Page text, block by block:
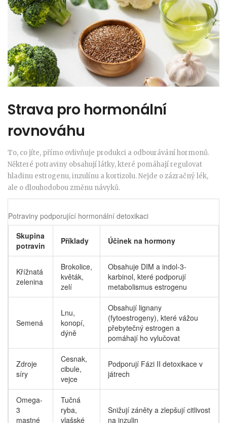
Strava pro hormonální
rovnováhu
To, co jíte, přímo ovlivňuje produkci a odbourávání hormonů.
Některé potraviny obsahují látky, které pomáhají regulovat
hladinu estrogenu, inzulínu a kortizolu. Nejde o zázračný lék,
ale o dlouhodobou změnu návyků.
Potraviny podporující hormonální detoxikaci
Skupina
potravin
Příklady Účinek na hormony
Křížnatá
zelenina
Brokolice,
květák,
zelí
Obsahuje DIM a indol-3-
karbinol, které podporují
metabolismus estrogenu
Semená
Lnu,
konopí,
dýně
Obsahují lignany
(fytoestrogeny), které vážou
přebytečný estrogen a
pomáhají ho vylučovat
Zdroje
síry
Cesnak,
cibule,
vejce
Podporují Fázi II detoxikace v
játrech
Omega-
3
mastné
Tučná
ryba,
vlašské
Snižují záněty a zlepšují citlivost
na inzulin